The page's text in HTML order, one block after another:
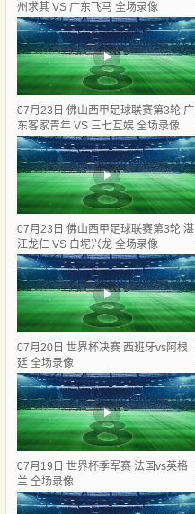
州求其 VS 广东飞马 全场录像
07月23日 佛山西甲足球联赛第3轮 广
东客家青年 VS 三七互娱 全场录像
07月23日 佛山西甲足球联赛第3轮 湛
江龙仁 VS 白坭兴龙 全场录像
07月20日 世界杯决赛 西班牙vs阿根
廷 全场录像
07月19日 世界杯季军赛 法国vs英格
兰 全场录像